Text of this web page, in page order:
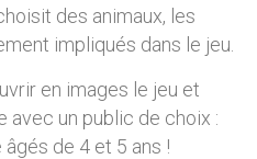
des animaux, les
impliqués dans le jeu.
en images le jeu et
avec un public de choix :
de 4 et 5 ans !